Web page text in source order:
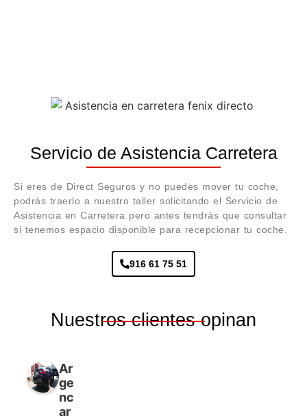
Servicio de Asistencia Carretera
Si eres de Direct Seguros y no puedes mover tu coche,
podrás traerlo a nuestro taller solicitando el Servicio de
Asistencia en Carretera pero antes tendrás que consultar
si tenemos espacio disponible para recepcionar tu coche.
916 61 75 51
Nuestros clientes opinan
Ar
ge
nc
ar